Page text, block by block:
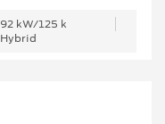
92 kW/125 k
Hybrid